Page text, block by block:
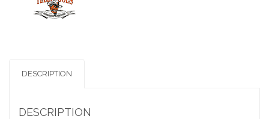
DESCRIPTION
DESCRIPTION